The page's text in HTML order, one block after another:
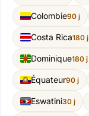
Colombie90 j
Costa Rica180 j
Dominique180 j
Équateur90 j
Eswatini30 j